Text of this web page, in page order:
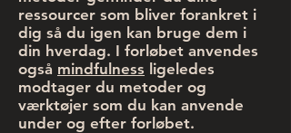
ressourcer som bliver forankret i
dig så du igen kan bruge dem i
din hverdag. I forløbet anvendes
også mindfulness ligeledes
modtager du metoder og
værktøjer som du kan anvende
under og efter forløbet.